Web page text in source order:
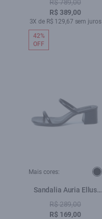
R$ 789,00
R$ 389,00
3X de R$ 129,67 sem juros
Mais cores:
Sandalia Auria Ellus
Preto
R$ 289,00
R$ 169,00
42%
OFF